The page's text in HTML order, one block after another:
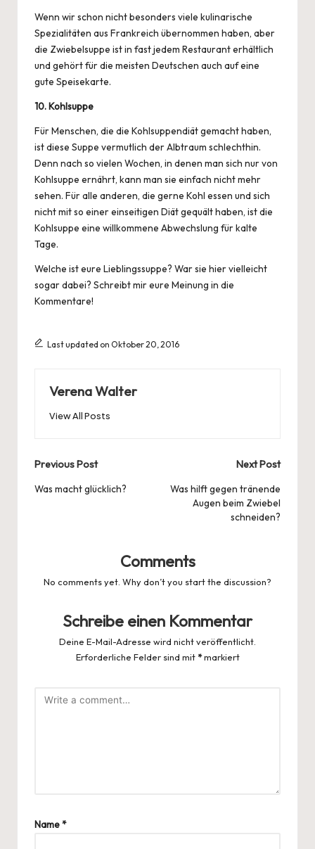
Wenn wir schon nicht besonders viele kulinarische
Spezialitäten aus Frankreich übernommen haben, aber
die Zwiebelsuppe ist in fast jedem Restaurant erhältlich
und gehört für die meisten Deutschen auch auf eine
gute Speisekarte.
10. Kohlsuppe
Für Menschen, die die Kohlsuppendiät gemacht haben,
ist diese Suppe vermutlich der Albtraum schlechthin.
Denn nach so vielen Wochen, in denen man sich nur von
Kohlsuppe ernährt, kann man sie einfach nicht mehr
sehen. Für alle anderen, die gerne Kohl essen und sich
nicht mit so einer einseitigen Diätgequält haben, ist die
Kohlsuppe eine willkommene Abwechslung für kalte
Tage.
Welche ist eure Lieblingssuppe? War sie hier vielleicht
sogar dabei? Schreibt mir eure Meinung in die
Kommentare!
Last updated on Oktober 20, 2016
Verena Walter
View All Posts
Post
navigation
Previous Post
Was macht glücklich?
Next Post
Was hilft gegen tränende
Augen beim Zwiebel
schneiden?
Comments
No comments yet. Why don’t you start the discussion?
Schreibe einen Kommentar
Deine E-Mail-Adresse wird nicht veröffentlicht.
Erforderliche Felder sind mit*markiert
Name*